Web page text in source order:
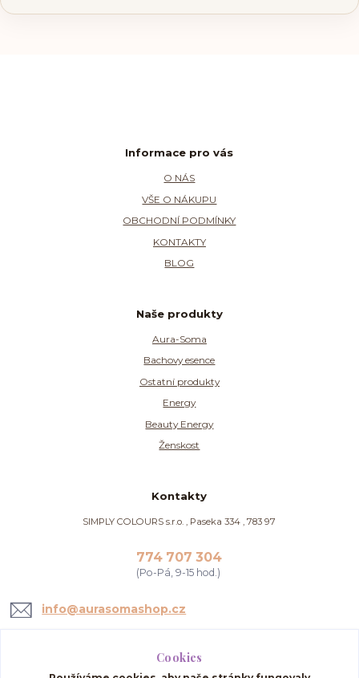
Informace pro vás
O NÁS
VŠE O NÁKUPU
OBCHODNÍ PODMÍNKY
KONTAKTY
BLOG
Naše produkty
Aura-Soma
Bachovy esence
Ostatní produkty
Energy
Beauty Energy
Ženskost
Kontakty
SIMPLY COLOURS s.r.o. , Paseka 334 , 783 97
774 707 304
(Po-Pá, 9-15 hod.)
info@aurasomashop.cz
Cookies